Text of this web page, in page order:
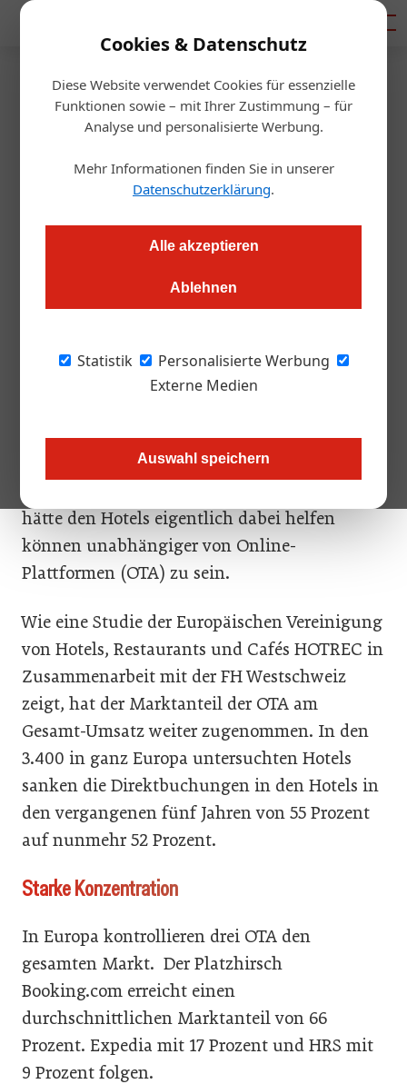
Cookies & Datenschutz
Diese Website verwendet Cookies für essenzielle
Funktionen sowie – mit Ihrer Zustimmung – für
Analyse und personalisierte Werbung.
Mehr Informationen finden Sie in unserer
Datenschutzerklärung.
Alle akzeptieren
Ablehnen
Statistik
Personalisierte Werbung
Externe Medien
Auswahl speichern
Startseite/Gastro & Hotel
Studie: immer mehr Macht bei
OTA
Laut einer Studie von HOTREC sinkt die Zahl der
Direktbuchungen weiter, die Macht der OTA wird größer. Nur
Zahlen Sie zu viel Provision an Booking.com
Hotels, um die Profitabilität (bzw. den
RevPAR) zu steigern, heißt es immer wieder
hätte den Hotels eigentlich dabei helfen
können unabhängiger von Online-
Plattformen (OTA) zu sein.
Wie eine Studie der Europäischen Vereinigung
von Hotels, Restaurants und Cafés HOTREC in
Zusammenarbeit mit der FH Westschweiz
zeigt, hat der Marktanteil der OTA am
Gesamt-Umsatz weiter zugenommen. In den
3.400 in ganz Europa untersuchten Hotels
sanken die Direktbuchungen in den Hotels in
den vergangenen fünf Jahren von 55 Prozent
auf nunmehr 52 Prozent.
Starke Konzentration
In Europa kontrollieren drei OTA den
gesamten Markt. Der Platzhirsch
Booking.com erreicht einen
durchschnittlichen Marktanteil von 66
Prozent. Expedia mit 17 Prozent und HRS mit
9 Prozent folgen.